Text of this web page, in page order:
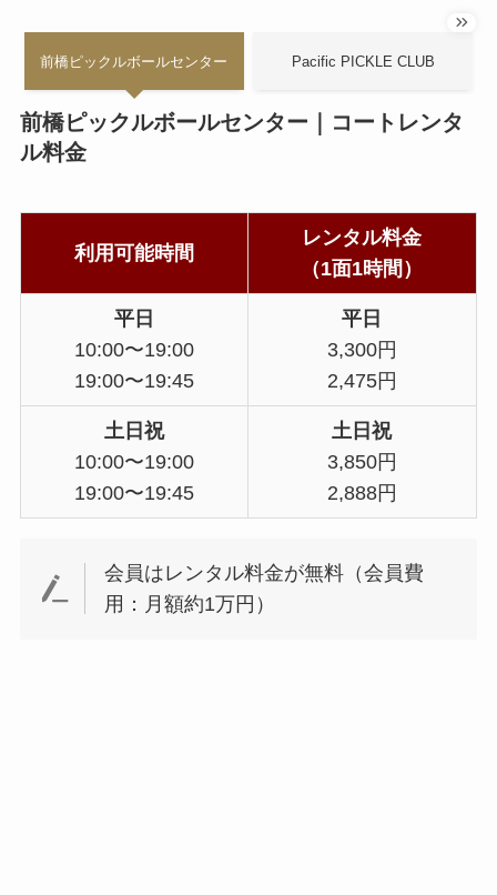
前橋ピックルボールセンター Pacific PICKLE CLUB
前橋ピックルボールセンター｜コートレンタ
ル料金
利用可能時間
レンタル料金
（1面1時間）
平日
10:00〜19:00
19:00〜19:45
平日
3,300円
2,475円
土日祝
10:00〜19:00
19:00〜19:45
土日祝
3,850円
2,888円
会員はレンタル料金が無料（会員費
用：月額約1万円）